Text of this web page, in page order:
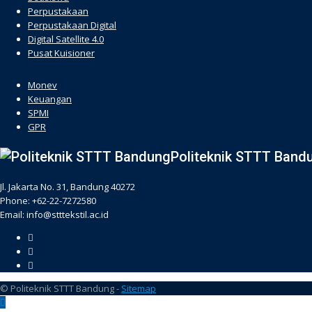
Perpustakaan
Perpustakaan Digital
Digital Satellite 4.0
Pusat Kuisioner
Monev
Keuangan
SPMI
GPR
Politeknik STTT
Jl. Jakarta No. 31, Bandung 40272
Phone: +62-22-7272580
Email: info@stttekstil.ac.id
© Politeknik STTT Bandung - Sitemap